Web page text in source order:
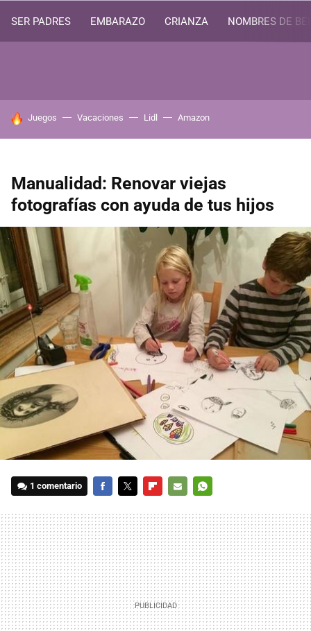
SER PADRES EMBARAZO CRIANZA NOMBRES DE
HOY SE HABLA DE
Juegos Vacaciones Lidl Amazon
Manualidad: Renovar viejas
fotografías con ayuda de tus hijos
1 comentario
MAIL